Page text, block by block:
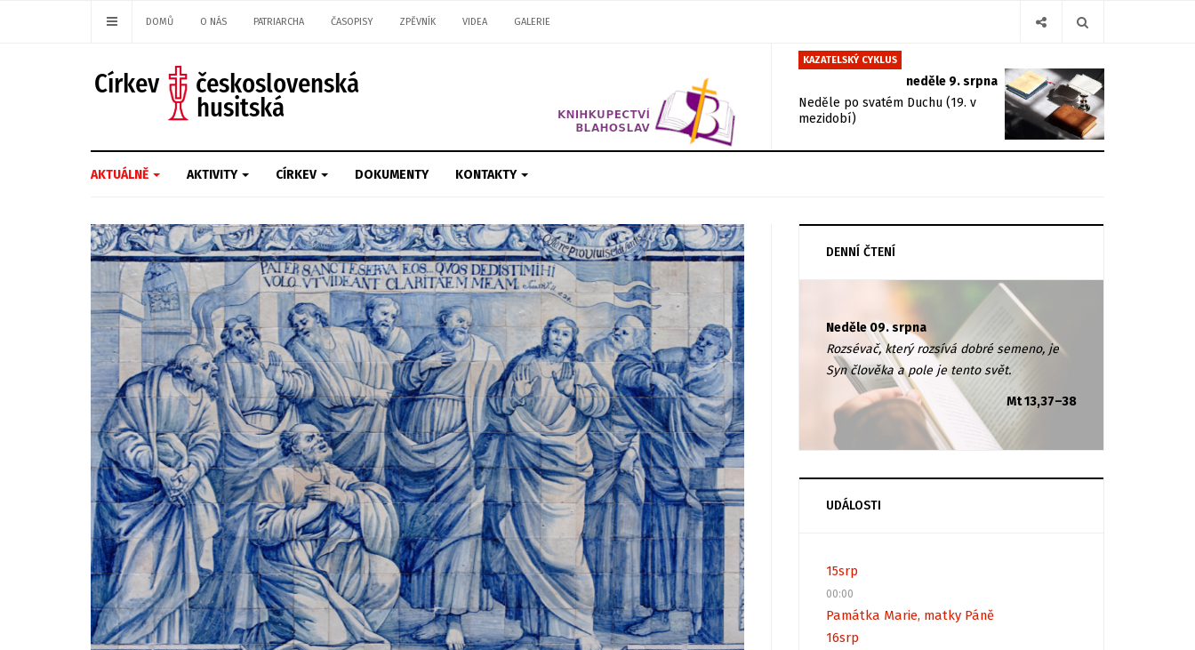
DOMŮ O NÁS PATRIARCHA ČASOPISY ZPĚVNÍK VIDEA GALERIE
KAZATELSKÝ CYKLUS
neděle 9. srpna
Neděle po svatém Duchu (19. v
mezidobí)
AKTUÁLNĚ AKTIVITY CÍRKEV DOKUMENTY KONTAKTY
DENNÍ ČTENÍ
Neděle 09. srpna
Rozsévač, který rozsívá dobré semeno, je
Syn člověka a pole je tento svět.
Mt 13,37–38
UDÁLOSTI
15srp
00:00
Památka Marie, matky Páně
16srp